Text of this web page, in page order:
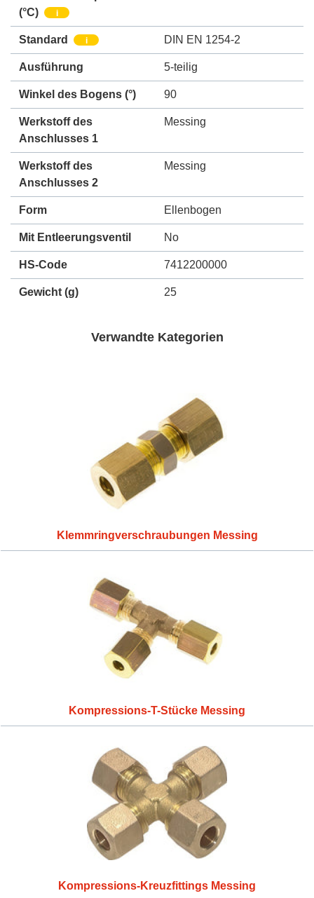
(°C)
i
Standard i DIN EN 1254-2
Ausführung 5-teilig
Winkel des Bogens (°) 90
Werkstoff des
Anschlusses 1
Messing
Werkstoff des
Anschlusses 2
Messing
Form Ellenbogen
Mit Entleerungsventil No
HS-Code 7412200000
Gewicht (g) 25
Verwandte Kategorien
Klemmringverschraubungen Messing
Kompressions-T-Stücke Messing
Kompressions-Kreuzfittings Messing